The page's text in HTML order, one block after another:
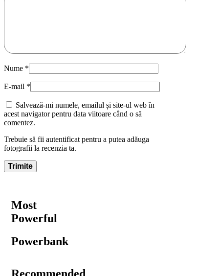
Nume *
E-mail *
Salvează-mi numele, emailul și site-ul web în
acest navigator pentru data viitoare când o să
comentez.
Trebuie să fii autentificat pentru a putea adăuga
fotografii la recenzia ta.
Most
Powerful
Powerbank